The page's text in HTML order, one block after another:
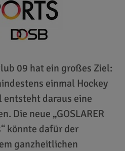
09 hat ein großes Ziel:
einmal Hockey
entsteht daraus eine
Die neue „GOSLARER
könnte dafür der
ganzheitlichen